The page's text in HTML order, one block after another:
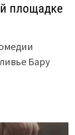
площадке
Бару